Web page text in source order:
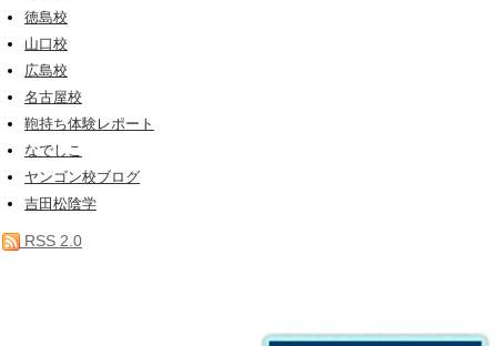
徳島校
山口校
広島校
名古屋校
鞄持ち体験レポート
なでしこ
ヤンゴン校ブログ
吉田松陰学
RSS 2.0